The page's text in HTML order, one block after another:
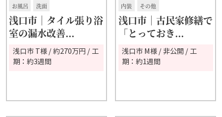
お風呂 洗面
浅口市｜タイル張り浴
室の漏水改善...
浅口市 T様 / 約270万円 / 工
期：約3週間
内装 その他
浅口市｜古民家修繕で
「とっておき...
浅口市 M様 / 非公開 / 工
期：約1週間